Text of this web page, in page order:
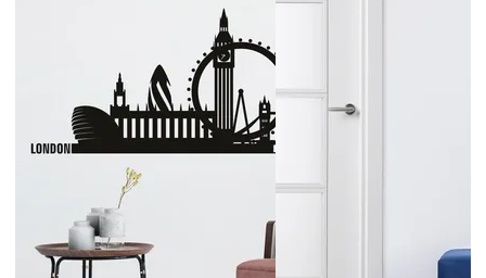
Economy
Deutschland
CH